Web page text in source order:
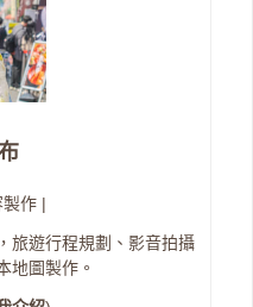
作 |
旅遊行程規劃、影音拍攝
地圖製作。